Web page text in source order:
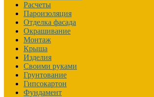
Расчеты
Пароизоляция
Отделка фасада
Окрашивание
Монтаж
Крыша
Изделия
Своими руками
Грунтование
Гипсокартон
Фундамент